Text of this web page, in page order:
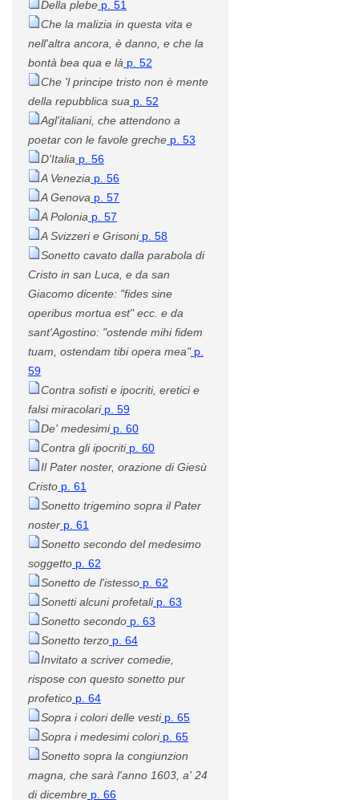
Della plebe p. 51
Che la malizia in questa vita e
nell'altra ancora, è danno, e che la
bontà bea qua e là p. 52
Che 'l principe tristo non è mente
della repubblica sua p. 52
Agl'italiani, che attendono a
poetar con le favole greche p. 53
D'Italia p. 56
A Venezia p. 56
A Genova p. 57
A Polonia p. 57
A Svizzeri e Grisonip. 58
Sonetto cavato dalla parabola di
Cristo in san Luca, e da san
Giacomo dicente: "fides sine
operibus mortua est" ecc. e da
sant'Agostino: "ostende mihi fidem
tuam, ostendam tibi opera mea"p.
59
Contra sofisti e ipocriti, eretici e
falsi miracolarip. 59
De' medesimip. 60
Contra gli ipocritip. 60
Il Pater noster, orazione di Giesù
Cristo p. 61
Sonetto trigemino sopra il Pater
noster p. 61
Sonetto secondo del medesimo
soggetto p. 62
Sonetto de l'istesso p. 62
Sonetti alcuni profetalip. 63
Sonetto secondo p. 63
Sonetto terzo p. 64
Invitato a scriver comedie,
rispose con questo sonetto pur
profetico p. 64
Sopra i colori delle vestip. 65
Sopra i medesimi colorip. 65
Sonetto sopra la congiunzion
magna, che sarà l'anno 1603, a' 24
di dicembre p. 66